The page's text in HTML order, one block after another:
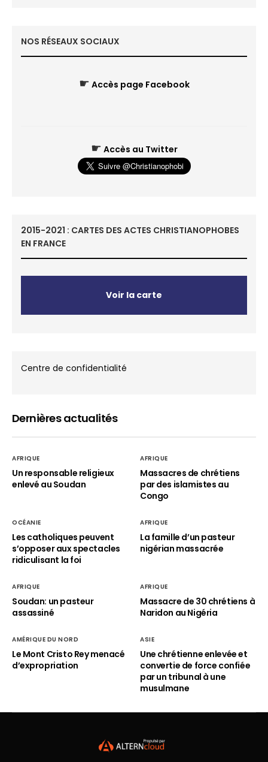
NOS RÉSEAUX SOCIAUX
☛ Accès page Facebook
☛ Accès au Twitter
2015-2021 : CARTES DES ACTES CHRISTIANOPHOBES
EN FRANCE
Voir la carte
Centre de confidentialité
Dernières actualités
AFRIQUE
Un responsable religieux
enlevé au Soudan
AFRIQUE
Massacres de chrétiens
par des islamistes au
Congo
OCÉANIE
Les catholiques peuvent
s’opposer aux spectacles
ridiculisant la foi
AFRIQUE
La famille d’un pasteur
nigérian massacrée
AFRIQUE
Soudan: un pasteur
assassiné
AFRIQUE
Massacre de 30 chrétiens à
Naridon au Nigéria
AMÉRIQUE DU NORD
Le Mont Cristo Rey menacé
d’expropriation
ASIE
Une chrétienne enlevée et
convertie de force confiée
par un tribunal à une
musulmane